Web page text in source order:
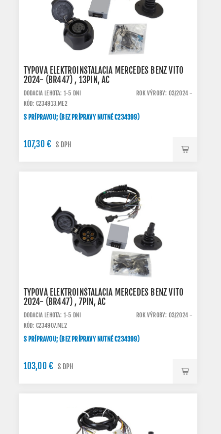
TYPOVÁ ELEKTROINŠTALÁCIA MERCEDES BENZ VITO
2024- (BR447) , 13PIN, AC
DODACIA LEHOTA: 1-5 DNI
ROK VÝROBY: 03/2024 -
KÓD: C234913.ME2
S PRÍPRAVOU; (BEZ PRÍPRAVY NUTNÉ C234399)
107,30 € S DPH
TYPOVÁ ELEKTROINŠTALÁCIA MERCEDES BENZ VITO
2024- (BR447) , 7PIN, AC
DODACIA LEHOTA: 1-5 DNI
ROK VÝROBY: 03/2024 -
KÓD: C234907.ME2
S PRÍPRAVOU; (BEZ PRÍPRAVY NUTNÉ C234399)
103,00 € S DPH